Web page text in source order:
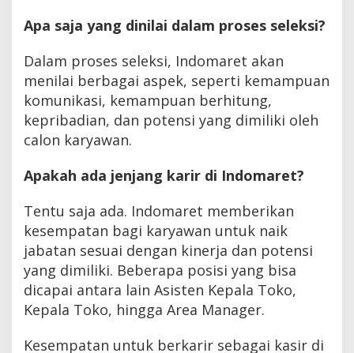
Apa saja yang dinilai dalam proses seleksi?
Dalam proses seleksi, Indomaret akan
menilai berbagai aspek, seperti kemampuan
komunikasi, kemampuan berhitung,
kepribadian, dan potensi yang dimiliki oleh
calon karyawan.
Apakah ada jenjang karir di Indomaret?
Tentu saja ada. Indomaret memberikan
kesempatan bagi karyawan untuk naik
jabatan sesuai dengan kinerja dan potensi
yang dimiliki. Beberapa posisi yang bisa
dicapai antara lain Asisten Kepala Toko,
Kepala Toko, hingga Area Manager.
Kesempatan untuk berkarir sebagai kasir di